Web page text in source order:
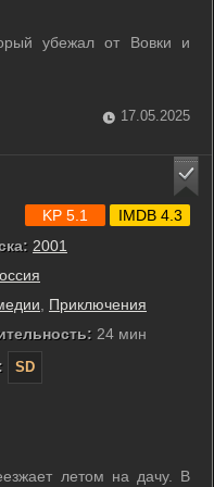
убежал от Вовки и
17.05.2025
2001
, Приключения
24 мин
SD
KP 5.1 IMDB 4.3
летом на дачу. В